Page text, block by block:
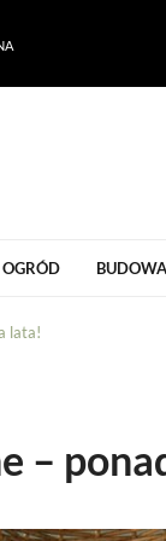
OGRÓD
lata!
–